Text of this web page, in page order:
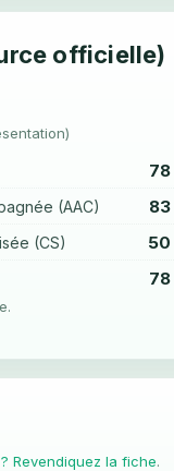
officielle)
78
(AAC) 83
(CS) 50
78
Revendiquez la fiche.